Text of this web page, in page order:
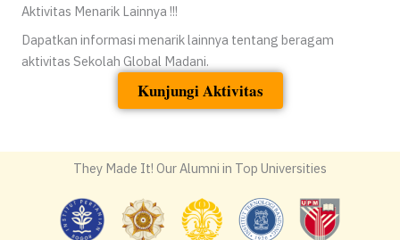
Aktivitas Menarik Lainnya !!!
Dapatkan informasi menarik lainnya tentang beragam
aktivitas Sekolah Global Madani.
Kunjungi Aktivitas
They Made It! Our Alumni in Top Universities